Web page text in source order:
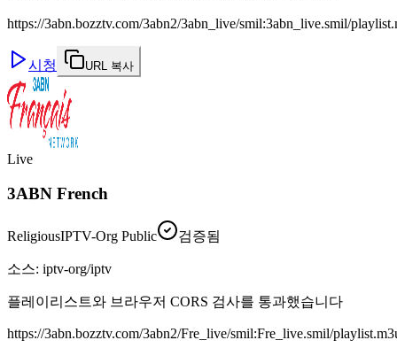
https://3abn.bozztv.com/3abn2/3abn_live/smil:3abn_live.smil/
시청 URL 복사
Live
3ABN French
ReligiousIPTV-Org Public 검증됨
소스: iptv-org/iptv
플레이리스트와 브라우저 CORS 검사를 통과했습니다
https://3abn.bozztv.com/3abn2/Fre_live/smil:Fre_live.smil/